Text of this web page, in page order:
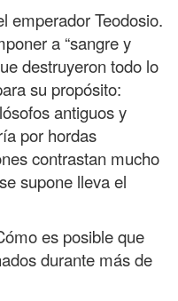
emperador Teodosio.
a “sangre y
destruyeron todo lo
su propósito:
antiguos y
por hordas
contrastan mucho
supone lleva el
es posible que
durante más de